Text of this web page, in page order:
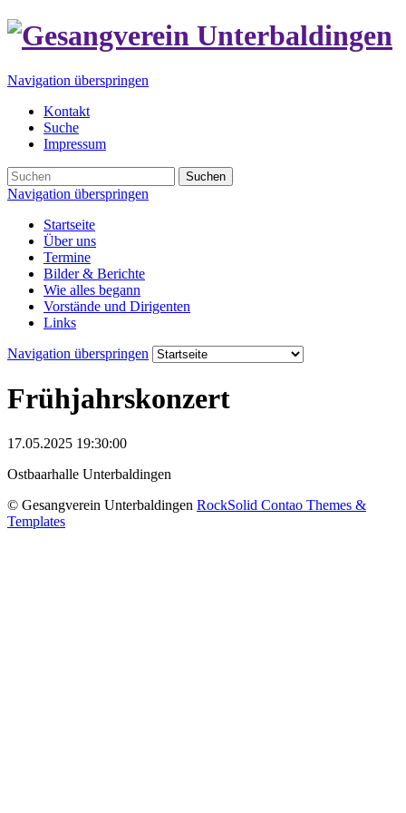
Navigation überspringen
Kontakt
Suche
Impressum
Suchen
Navigation überspringen
Startseite
Über uns
Termine
Bilder & Berichte
Wie alles begann
Vorstände und Dirigenten
Links
Navigation überspringen
Frühjahrskonzert
17.05.2025 19:30:00
Ostbaarhalle Unterbaldingen
© Gesangverein Unterbaldingen RockSolid Contao Themes &
Templates